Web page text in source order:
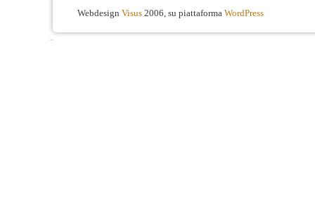
Webdesign Visus 2006, su piattaforma WordPress